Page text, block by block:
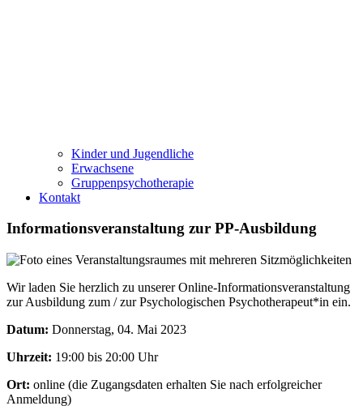
Kinder und Jugendliche
Erwachsene
Gruppenpsychotherapie
Kontakt
Informationsveranstaltung zur PP-Ausbildung
Wir laden Sie herzlich zu unserer Online-Informationsveranstaltung
zur Ausbildung zum / zur Psychologischen Psychotherapeut*in ein.
Datum: Donnerstag, 04. Mai 2023
Uhrzeit: 19:00 bis 20:00 Uhr
Ort: online (die Zugangsdaten erhalten Sie nach erfolgreicher
Anmeldung)